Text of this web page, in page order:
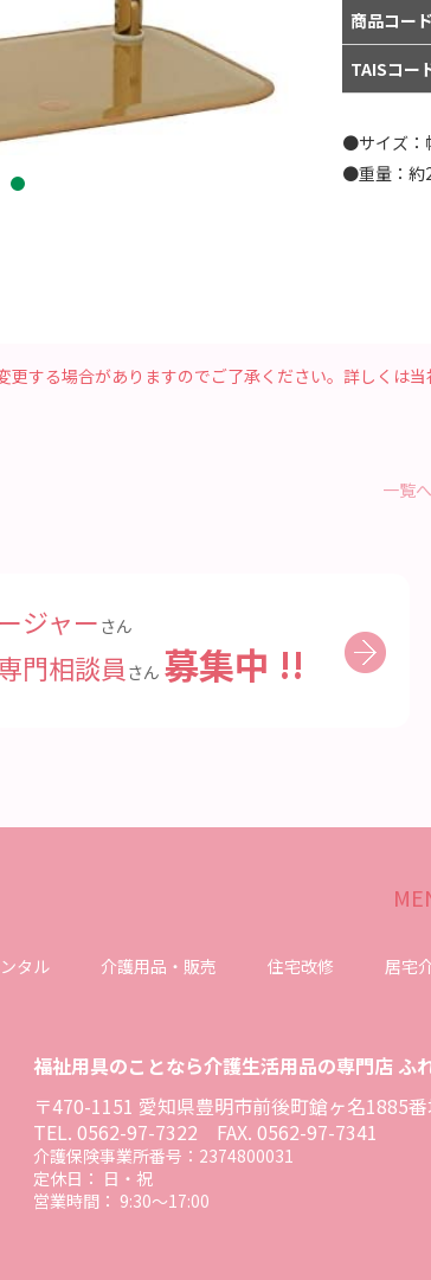
商品コード
TAISコー
●サイズ：
●重量：約
する場合がありますのでご了承ください。詳しくは当
一覧
ジャーさん
門相談員 さん 募集中 !!
タル 介護用品・販売 住宅改修 居宅
福祉用具のことなら介護生活用品の専門店 ふ
〒470-1151 愛知県豊明市前後町鎗ヶ名1885
TEL. 0562-97-7322 FAX. 0562-97-7341
介護保険事業所番号：2374800031
定休日： 日・祝
営業時間： 9:30〜17:00